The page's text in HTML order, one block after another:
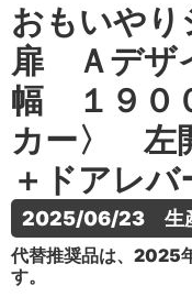
おもいや
扉 Ａデザ
幅 １９０
カー〉 左
＋ドアレ
2025/06/23　生
代替推奨品は、2025
す。